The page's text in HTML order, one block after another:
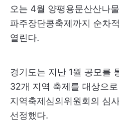
오는 4월 양평용문산산나
파주장단콩축제까지 순차
열린다.
경기도는 지난 1월 공모를
32개 지역 축제를 대상으
지역축제심의위원회의 심
선정했다.